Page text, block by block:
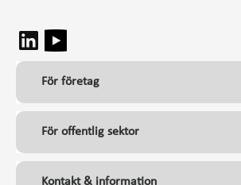
För företag
För offentlig sektor
Kontakt & information